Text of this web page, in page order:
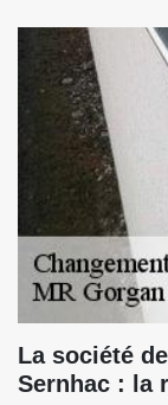
La société
Sernhac : la